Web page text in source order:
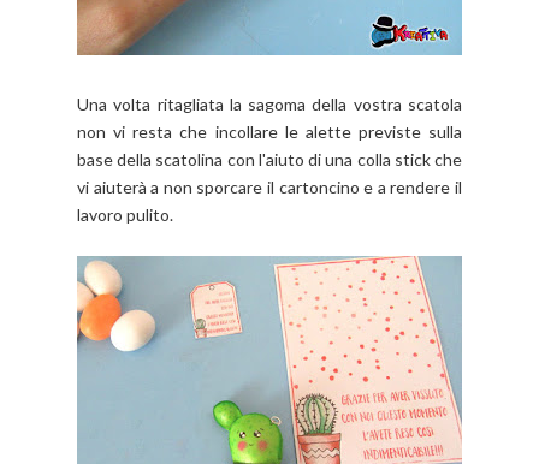
Una volta ritagliata la sagoma della vostra scatola
non vi resta che incollare le alette previste sulla
base della scatolina con l'aiuto di una colla stick che
vi aiuterà a non sporcare il cartoncino e a rendere il
lavoro pulito.